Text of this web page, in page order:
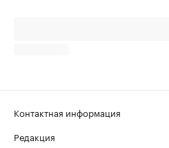
Контактная информация
Редакция